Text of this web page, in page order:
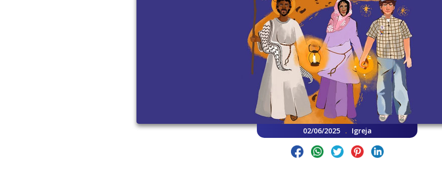
02/06/2025 . Igreja